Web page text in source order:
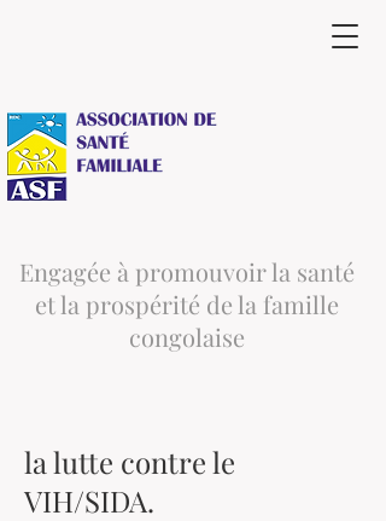
Engagée à promouvoir la santé
et la prospérité de la famille
congolaise
la lutte contre le
VIH/SIDA.